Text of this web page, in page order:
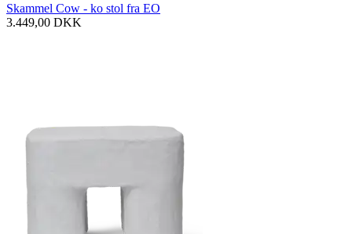
Skammel Cow - ko stol fra EO
3.449,00 DKK